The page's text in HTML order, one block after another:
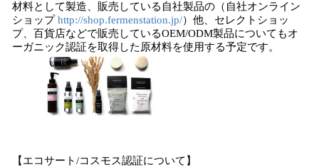
材料として製造、販売している自社製品の（自社オンライン
ショップhttp://shop.fermenstation.jp/）他、セレクトショッ
プ、百貨店などで販売しているOEM/ODM製品についてもオ
ーガニック認証を取得した原材料を使用する予定です。
【エコサート/コスモス認証について】